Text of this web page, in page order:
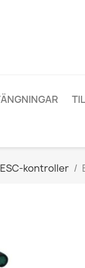
ESC-kontroller